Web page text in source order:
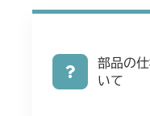
部品の
いて